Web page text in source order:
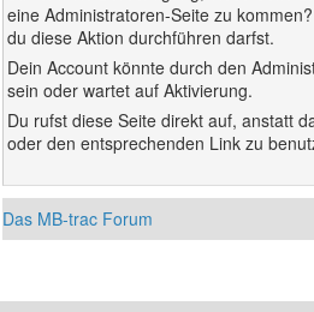
eine Administratoren-Seite zu
du diese Aktion durchführen darfst.
Dein Account könnte durch den
sein oder wartet auf Aktivierung.
Du rufst diese Seite direkt auf, anstatt
oder den entsprechenden Link zu
Das MB-trac Forum